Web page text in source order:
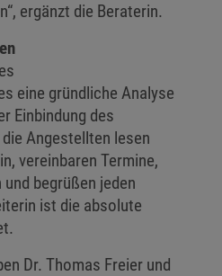
ergänzt die Beraterin.
eine gründliche Analyse
Einbindung des
Angestellten lesen
vereinbaren Termine,
begrüßen jeden
ist die absolute
Dr. Thomas Freier und